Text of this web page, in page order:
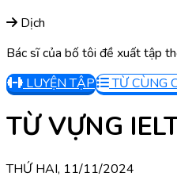
Dịch
Bác sĩ của bố tôi đề xuất tập
LUYỆN TẬP
TỪ CÙNG
TỪ VỰNG
THỨ HAI, 11/11/2024